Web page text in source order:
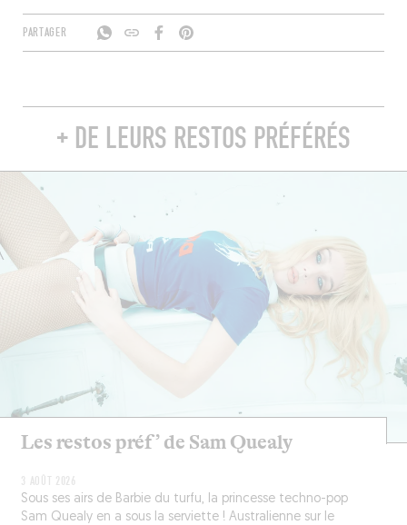
PARTAGER
+ DE LEURS RESTOS PRÉFÉRÉS
Les restos préf’ de Sam Quealy
3 AOÛT 2026
Sous ses airs de Barbie du turfu, la princesse techno-pop
Sam Quealy en a sous la serviette ! Australienne sur le